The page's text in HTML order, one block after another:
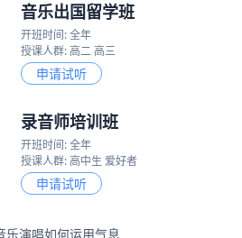
音乐出国留学班
开班时间: 全年
授课人群: 高二 高三
申请试听
录音师培训班
开班时间: 全年
授课人群: 高中生 爱好者
申请试听
乐演唱如何运用气息